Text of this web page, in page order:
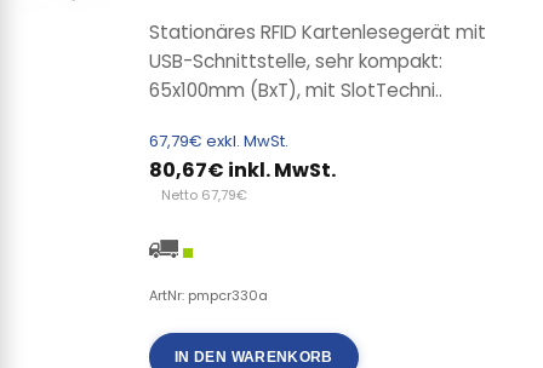
Stationäres RFID Kartenlesegerät mit
USB-Schnittstelle, sehr kompakt:
65x100mm (BxT), mit SlotTechni..
67,79€ exkl. MwSt.
80,67€ inkl. MwSt.
Netto 67,79€
ArtNr: pmpcr330a
IN DEN WARENKORB